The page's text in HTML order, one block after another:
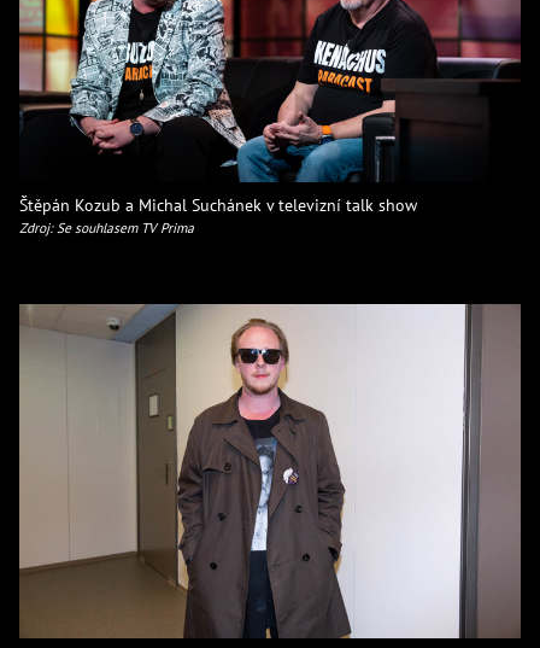
Štěpán Kozub a Michal Suchánek v televizní talk show
Zdroj: Se souhlasem TV Prima